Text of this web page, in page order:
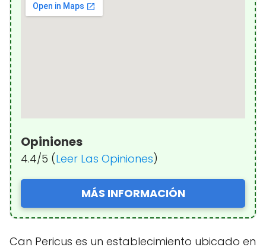
Opiniones
4.4/5 (Leer Las Opiniones)
MÁS INFORMACIÓN
Can Pericus es un establecimiento ubicado en